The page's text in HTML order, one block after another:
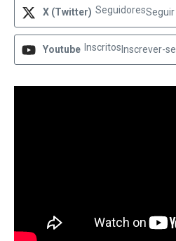
X (Twitter) SeguidoresSeguir
Youtube Inscritos Inscrever-se